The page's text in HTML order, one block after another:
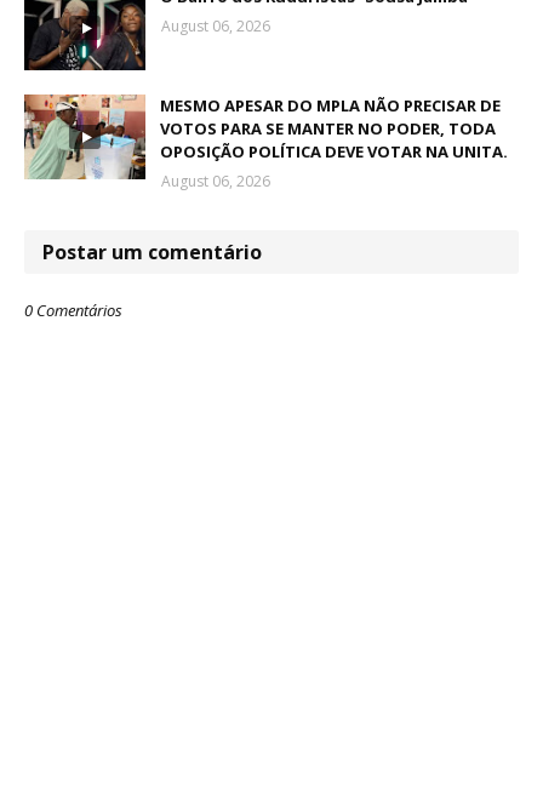
August 06, 2026
MESMO APESAR DO MPLA NÃO PRECISAR DE
VOTOS PARA SE MANTER NO PODER, TODA
OPOSIÇÃO POLÍTICA DEVE VOTAR NA UNITA.
August 06, 2026
Postar um comentário
0 Comentários